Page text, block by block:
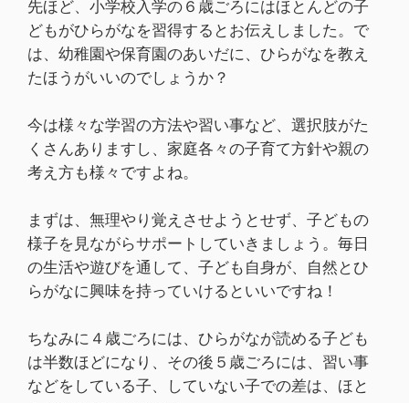
先ほど、小学校入学の６歳ごろにはほとんどの子
どもがひらがなを習得するとお伝えしました。で
は、幼稚園や保育園のあいだに、ひらがなを教え
たほうがいいのでしょうか？
今は様々な学習の方法や習い事など、選択肢がた
くさんありますし、家庭各々の子育て方針や親の
考え方も様々ですよね。
まずは、無理やり覚えさせようとせず、子どもの
様子を見ながらサポートしていきましょう。毎日
の生活や遊びを通して、子ども自身が、自然とひ
らがなに興味を持っていけるといいですね！
ちなみに４歳ごろには、ひらがなが読める子ども
は半数ほどになり、その後５歳ごろには、習い事
などをしている子、していない子での差は、ほと